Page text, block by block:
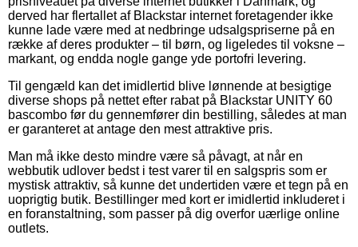
derved har flertallet af Blackstar internet foretagender ikke
kunne lade være med at nedbringe udsalgspriserne på en
række af deres produkter – til børn, og ligeledes til voksne –
markant, og endda nogle gange yde portofri levering.
Til gengæld kan det imidlertid blive lønnende at besigtige
diverse shops på nettet efter rabat på Blackstar UNITY 60
bascombo før du gennemfører din bestilling, således at man
er garanteret at antage den mest attraktive pris.
Man må ikke desto mindre være så påvagt, at når en
webbutik udlover bedst i test varer til en salgspris som er
mystisk attraktiv, så kunne det undertiden være et tegn på en
uoprigtig butik. Bestillinger med kort er imidlertid inkluderet i
en foranstaltning, som passer på dig overfor uærlige online
outlets.